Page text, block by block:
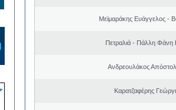
Μεϊμαράκης Ευάγγελος -
Πετραλιά - Πάλλη Φάνη
Ανδρεουλάκος
Καρατζαφέρης